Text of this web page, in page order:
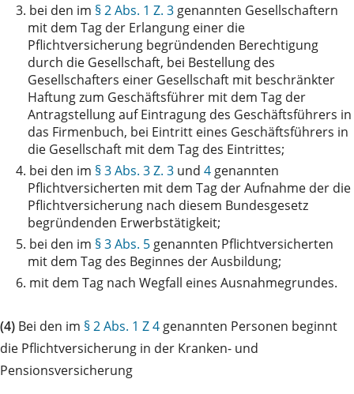
3. bei den im § 2 Abs. 1 Z. 3 genannten Gesellschaftern
mit dem Tag der Erlangung einer die
Pflichtversicherung begründenden Berechtigung
durch die Gesellschaft, bei Bestellung des
Gesellschafters einer Gesellschaft mit beschränkter
Haftung zum Geschäftsführer mit dem Tag der
Antragstellung auf Eintragung des Geschäftsführers in
das Firmenbuch, bei Eintritt eines Geschäftsführers in
die Gesellschaft mit dem Tag des Eintrittes;
4. bei den im § 3 Abs. 3 Z. 3 und 4 genannten
Pflichtversicherten mit dem Tag der Aufnahme der die
Pflichtversicherung nach diesem Bundesgesetz
begründenden Erwerbstätigkeit;
5. bei den im § 3 Abs. 5 genannten Pflichtversicherten
mit dem Tag des Beginnes der Ausbildung;
6. mit dem Tag nach Wegfall eines Ausnahmegrundes.
(4) Bei den im § 2 Abs. 1 Z 4 genannten Personen beginnt
die Pflichtversicherung in der Kranken- und
Pensionsversicherung